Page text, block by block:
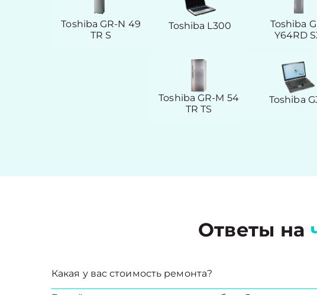
Toshiba GR-N 49
TR S
Toshiba L300
Toshiba
Y64RD
Toshiba GR-M 54
TR TS
Toshiba
Ответы на
Какая у вас стоимость ремонта?